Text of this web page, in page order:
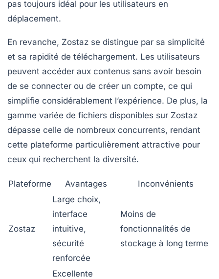
pas toujours idéal pour les utilisateurs en
déplacement.
En revanche, Zostaz se distingue par sa simplicité
et sa rapidité de téléchargement. Les utilisateurs
peuvent accéder aux contenus sans avoir besoin
de se connecter ou de créer un compte, ce qui
simplifie considérablement l’expérience. De plus, la
gamme variée de fichiers disponibles sur Zostaz
dépasse celle de nombreux concurrents, rendant
cette plateforme particulièrement attractive pour
ceux qui recherchent la diversité.
Plateforme Avantages Inconvénients
Zostaz
Large choix,
interface
intuitive,
sécurité
renforcée
Moins de
fonctionnalités de
stockage à long terme
Excellente